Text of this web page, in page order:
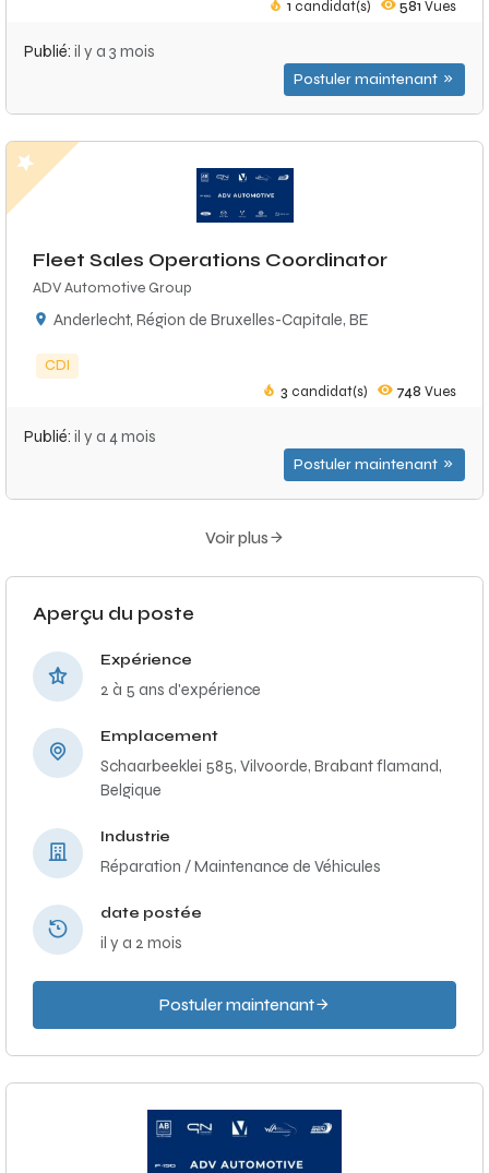
1 candidat(s) 581 Vues
Publié: il y a 3 mois
Postuler maintenant
Fleet Sales Operations Coordinator
ADV Automotive Group
Anderlecht, Région de Bruxelles-Capitale, BE
CDI
3 candidat(s) 748 Vues
Publié: il y a 4 mois
Postuler maintenant
Voir plus
Aperçu du poste
Expérience
2 à 5 ans d'expérience
Emplacement
Schaarbeeklei 585, Vilvoorde, Brabant flamand,
Belgique
Industrie
Réparation / Maintenance de Véhicules
date postée
il y a 2 mois
Postuler maintenant